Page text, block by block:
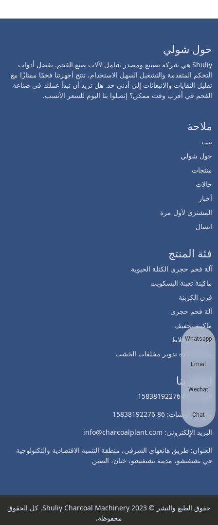
حول شولي
Shuliy هي شركة تصنيع ومصدر شامل لآلات صنع الفحم. بفضل أدوات
التحكم المتقدمة والتشغيل السهل الاستخدام، تنتج أجهزتنا فحمًا ممتازًا مع
تقليل النفايات والانبعاثات إلى أدنى حد. هل تريد أن تبدأ عملك في صناعة
الفحم في أقرب وقت ممكن؟ إتصلوا بنا اليوم للسعر الأنسب.
ملاحة
بيت
حول شولي
منتجات
حالات
أخبار
المشتري لأول مرة
اتصال
فئة المنتج
آلة فحم حجري الكتلة الحيوية
ماكينة تعبئة البسكويت
فرن الكربنة
آلة فحم حجري
ماكينة تجفيف
طاحونة وخلاط
ماكينة إعادة تدوير مخلفات الخشب
اتصل بنا
واتساب/ويشات: 86 15838192276
البريد الإلكتروني: info@charcoalplant.com
العنوان: طريق هانغهاي الشرقي، منطقة التنمية الاقتصادية والتكنولوجية
في تشنغتشو، مدينة تشنغتشو، خنان، الصين
حقوق الطبع والنشر © 2023 Shuliy Charcoal Machinery. كل الحقوق
محفوظة.
Whatsapp
Email
Wechat
Chat